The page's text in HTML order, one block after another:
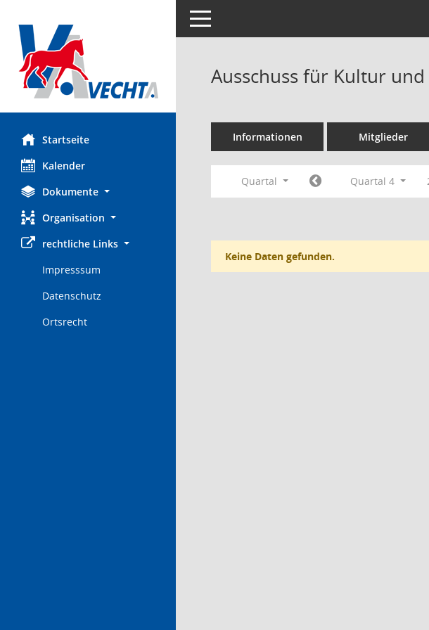
Startseite
Kalender
Dokumente
Organisation
rechtliche Links
Impresssum
Datenschutz
Ortsrecht
Toggle navigation
Ausschuss für Kultur
Informationen Mitglieder
Quartal Quartal 4
Keine Daten gefunden.